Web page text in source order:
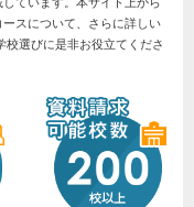
スについて、さらに詳しい
選びに是非お役立てくださ